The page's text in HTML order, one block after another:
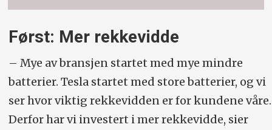
Først: Mer rekkevidde
– Mye av bransjen startet med mye mindre
batterier. Tesla startet med store batterier, og vi
ser hvor viktig rekkevidden er for kundene våre.
Derfor har vi investert i mer rekkevidde, sier